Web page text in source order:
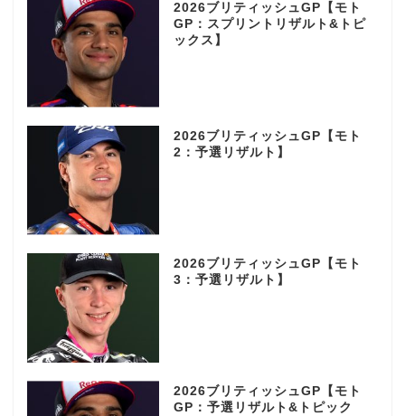
2026ブリティッシュGP【モト
GP：スプリントリザルト&トピ
ックス】
2026ブリティッシュGP【モト
2：予選リザルト】
2026ブリティッシュGP【モト
3：予選リザルト】
2026ブリティッシュGP【モト
GP：予選リザルト&トピック